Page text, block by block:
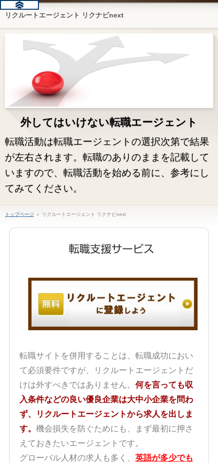
リクルートエージェント リクナビnext
外してはいけない転職エージェント
転職活動は転職エージェントの選択次第で結果
が左右されます。転職のありのままを記載して
いますので、転職活動を始める前に、参考にし
てみてください。
トップページ ＞ リクルートエージェント リクナビnext
転職サイトを併用することは、転職成功におい
て必須要件ですが、リクルートエージェントだ
けは外すべきではありません。 何を言っても収
入条件などの良い優良企業は大中小企業を問わ
ず、リクルートエージェントから求人を出しま
す。 機会損失を防ぐためにも、まず最初に押さ
えておきたいエージェントです。
グローバル人材の求人も多く、 英語が多少でも